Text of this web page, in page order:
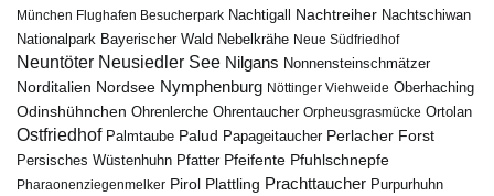
München Flughafen Besucherpark Nachtigall Nachtreiher Nachtschiwan
Nationalpark Bayerischer Wald Nebelkrähe Neue Südfriedhof
Neuntöter Neusiedler See Nilgans Nonnensteinschmätzer
Norditalien Nordsee Nymphenburg Nöttinger Viehweide Oberhaching
Odinshühnchen Ohrenlerche Ohrentaucher Orpheusgrasmücke Ortolan
Ostfriedhof Palmtaube Palud Papageitaucher Perlacher Forst
Persisches Wüstenhuhn Pfatter Pfeifente Pfuhlschnepfe
Pharaonenziegenmelker Pirol Plattling Prachttaucher Purpurhuhn